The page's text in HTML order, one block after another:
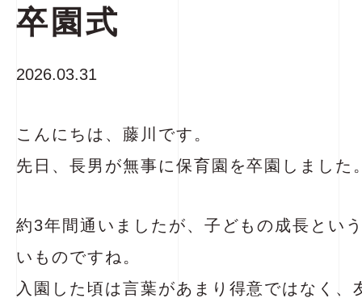
卒園式
2026.03.31
こんにちは、藤川です。
先日、長男が無事に保育園を卒園しました
約3年間通いましたが、子どもの成長とい
いものですね。
入園した頃は言葉があまり得意ではなく、